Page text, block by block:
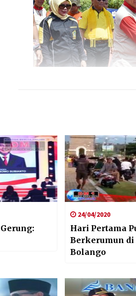
24/04/2020
Hari Pertama
Berkerumun di
Bolango